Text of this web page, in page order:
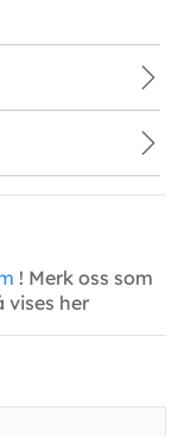
! Merk oss som
vises her